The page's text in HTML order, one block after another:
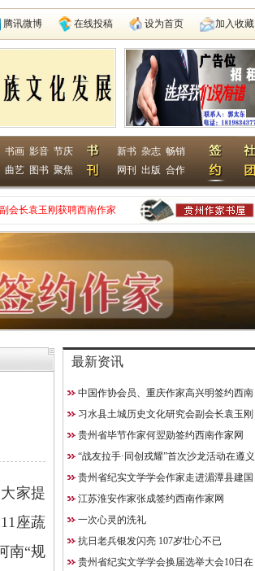
腾讯微博 在线投稿 设为首页 加入收藏
书画 影音 节庆
曲艺 图书 聚焦
新书 杂志 畅销
网刊
出版 合作
会长袁玉刚获聘西南作家
南作家网
活动在遵义启动
湄潭县建国学校
家网
不已
大会10日在贵阳成功举行
明签约西南作家网
家提
11 座蔬
南“规
最新资讯
中国作协会员、重庆作家高兴明签约西南
作家网
习水县土城历史文化研究会副会长袁玉刚
获聘西南作家网终身特聘专
贵州省毕节作家何翌勋签约西南作家网
“战友拉手·同创戎耀”首次沙龙活动在遵义
启动贵州省纪实文学学会作家走进湄潭县建国
学校江苏淮安作家张成签约西南作家网
一次心灵的洗礼
抗日老兵银发闪亮 107岁壮心不已
贵州省纪实文学学会换届选举大会10日在